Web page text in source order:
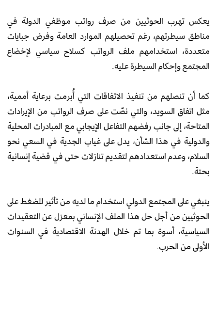
يعكس تهرب الحوثيين من صرف رواتب موظفي الدولة في
مناطق سيطرتهم، رغم تحصيلهم الموارد العامة وفرض جبايات
متعددة، استخدامهم ملف الرواتب كسلاح سياسي لإخضاع
المجتمع وإحكام السيطرة عليه.
كما أن تنصلهم من تنفيذ الاتفاقات التي أُبرمت برعاية أممية،
مثل اتفاق السويد، والتي نصّت على صرف الرواتب من الإيرادات
المتاحة، إلى جانب رفضهم التفاعل الإيجابي مع المبادرات المحلية
والدولية في هذا الشأن، يدل على غياب الجدية في السعي نحو
السلام، وعدم استعدادهم لتقديم تنازلات حتى في قضية إنسانية
بحتة.
ينبغي على المجتمع الدولي استخدام ما لديه من تأثير للضغط على
الحوثيين من أجل حل هذا الملف الإنساني بمعزل عن التعقيدات
السياسية، أسوة بما تم خلال الهدنة الاقتصادية في السنوات
الأولى من الحرب.